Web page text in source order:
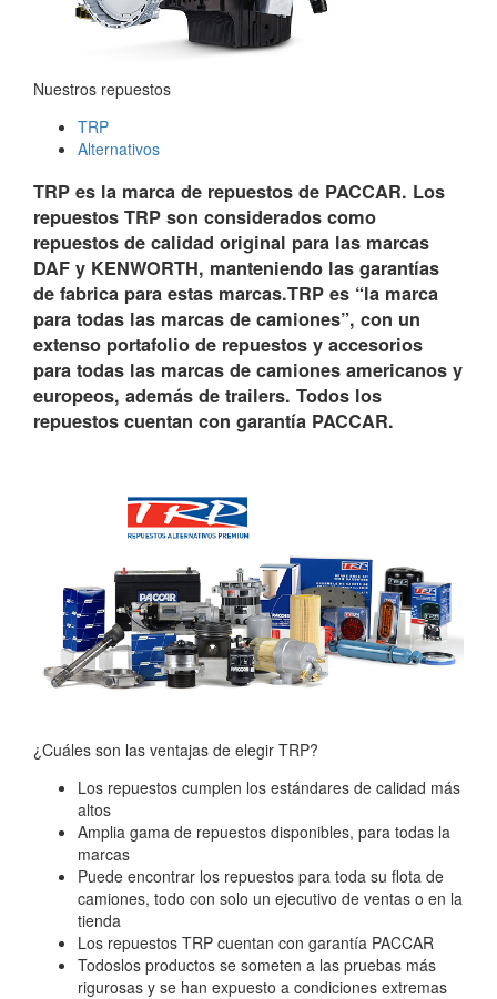
Nuestros repuestos
TRP
Alternativos
TRP es la marca de repuestos de PACCAR. Los
repuestos TRP son considerados como
repuestos de calidad original para las marcas
DAF y KENWORTH, manteniendo las garantías
de fabrica para estas marcas.TRP es “la marca
para todas las marcas de camiones”, con un
extenso portafolio de repuestos y accesorios
para todas las marcas de camiones americanos y
europeos, además de trailers. Todos los
repuestos cuentan con garantía PACCAR.
¿Cuáles son las ventajas de elegir TRP?
Los repuestos cumplen los estándares de calidad más
altos
Amplia gama de repuestos disponibles, para todas la
marcas
Puede encontrar los repuestos para toda su flota de
camiones, todo con solo un ejecutivo de ventas o en la
tienda
Los repuestos TRP cuentan con garantía PACCAR
Todoslos productos se someten a las pruebas más
rigurosas y se han expuesto a condiciones extremas